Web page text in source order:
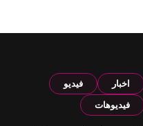
اخبار
فيديو
فيديوهات